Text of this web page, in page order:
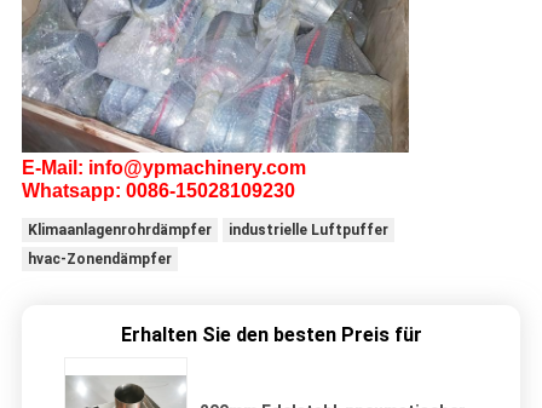
E-Mail: info@ypmachinery.com
Whatsapp: 0086-15028109230
Klimaanlagenrohrdämpfer
industrielle Luftpuffer
hvac-Zonendämpfer
Erhalten Sie den besten Preis für